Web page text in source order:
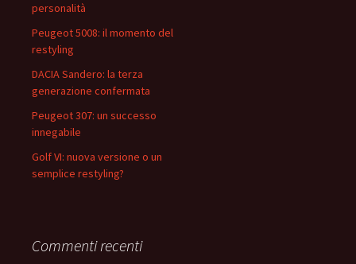
r
:
personalità
Peugeot 5008: il momento del
restyling
DACIA Sandero: la terza
generazione confermata
Peugeot 307: un successo
innegabile
Golf VI: nuova versione o un
semplice restyling?
Commenti recenti